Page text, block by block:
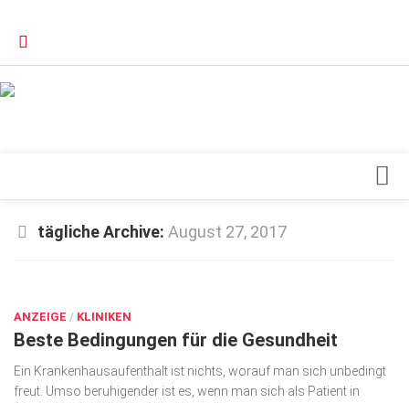
Orthopädie
Schönheit & Wohlbefinden
Special
tägliche Archive: August 27, 2017
ANZEIGE / KLINIKEN
Beste Bedingungen für die Gesundheit
Ein Krankenhausaufenthalt ist nichts, worauf man sich unbedingt
freut. Umso beruhigender ist es, wenn man sich als Patient in